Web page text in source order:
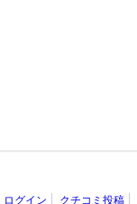
ログイン クチコミ投稿